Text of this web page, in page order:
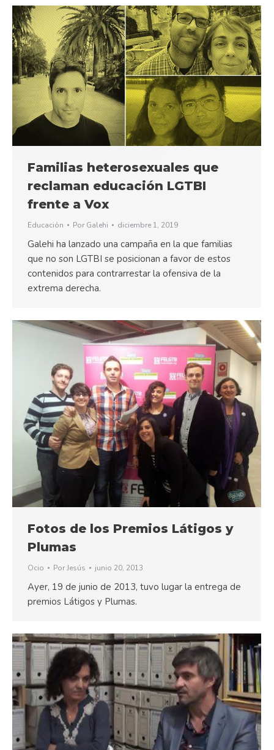
Familias heterosexuales que
reclaman educación LGTBI
frente a Vox
Educación Por Galehi diciembre 1, 2019
Galehi ha lanzado una campaña en la que familias
que no son LGTBI se posicionan a favor de estos
contenidos para contrarrestar la ofensiva de la
extrema derecha.
Fotos de los Premios Látigos y
Plumas
Ocio PorJesús junio 20, 2013
Ayer, 19 de junio de 2013, tuvo lugar la entrega de
premios Látigos y Plumas.